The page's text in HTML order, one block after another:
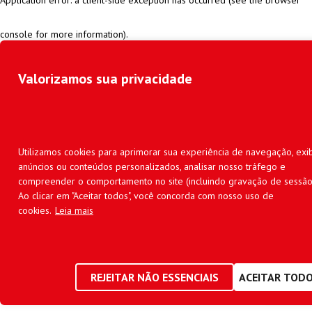
Valorizamos sua privacidade
Utilizamos cookies para aprimorar sua experiência de navegação,
anúncios ou conteúdos personalizados, analisar nosso tráfego e
compreender o comportamento no site (incluindo gravação de
Ao clicar em "Aceitar todos", você concorda com nosso uso de
cookies. Leia mais
REJEITAR NÃO ESSENCIAIS ACEITAR
console for more information).